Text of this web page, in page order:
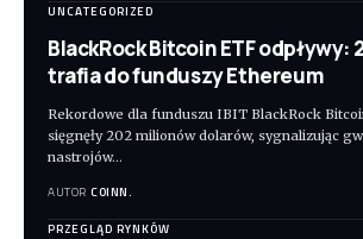
UNCATEGORIZED
BlackRock Bitcoin ETF odpływy:
trafia do funduszy Ethereum
Rekordowe dla funduszu IBIT BlackRock
sięgnęły 202 milionów dolarów, sygnalizując
nastrojów…
AUTOR COINN.
PRZEGLĄD RYNKÓW